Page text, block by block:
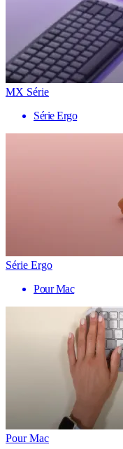
MX Série
Série Ergo
Série Ergo
Pour Mac
Pour Mac